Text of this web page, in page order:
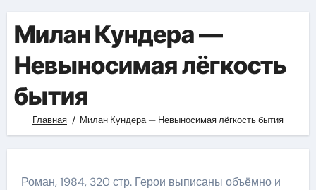
Милан Кундера —
Невыносимая лёгкость
бытия
Главная Милан Кундера — Невыносимая лёгкость бытия
Роман, 1984, 320 стр. Герои выписаны объёмно и